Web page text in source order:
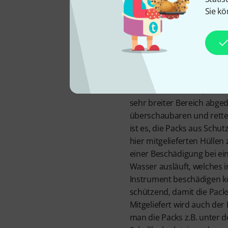
Sie
Retter für
Das Boveda Starter Kit
größere Instrumente
einem Bass, einem Cello,
Bassklarinette sowie dem
Musikinstrumenten,
sehr breiter Bereich
überschaubaren und
ist es, die Packs aus
hier mitgelieferten Hüllen
einer Beschädigung bei
Wasser ausläuft, welches
Instrument beschädigen
schützend, damit die
Mitgeliefert wird auch
man die Packs z.B. unter